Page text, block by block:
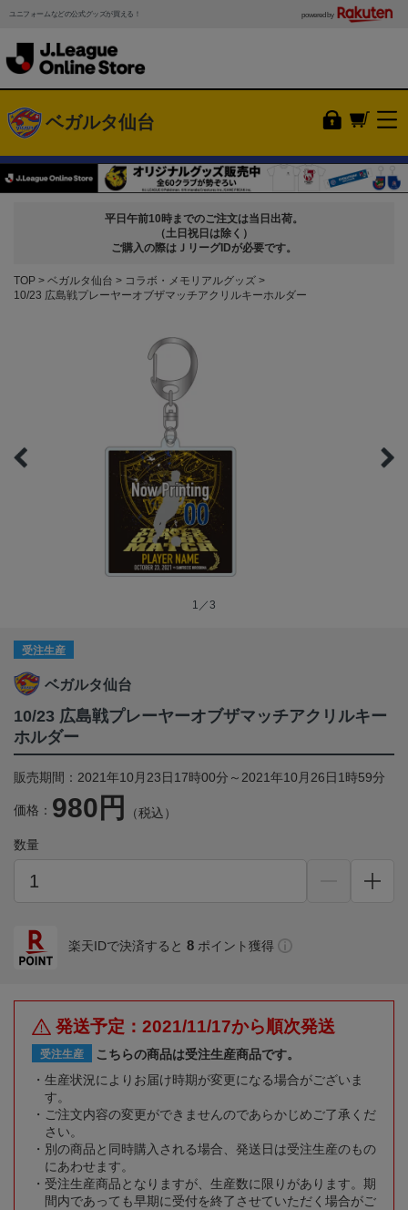
ユニフォームなどの公式グッズが買える！ powered by
ベガルタ仙台
平日午前10時までのご注文は当日出荷。
（土日祝日は除く）
ご購入の際はＪリーグIDが必要です。
TOP ベガルタ仙台
コラボ・メモリアルグッズ
10/23 広島戦プレーヤーオブザマッチアクリルキーホルダー
1／3
受注生産
ベガルタ仙台
10/23 広島戦プレーヤーオブザマッチアクリルキー
ホルダー
販売期間：2021年10月23日17時00分～2021年10月26日1時59分
価格： 980円 （税込）
数量
楽天IDで決済すると 8 ポイント獲得
発送予定：2021/11/17から順次発送
受注生産
こちらの商品は受注生産商品です。
生産状況によりお届け時期が変更になる場合がございま
す。
ご注文内容の変更ができませんのであらかじめご了承くだ
さい。
別の商品と同時購入される場合、発送日は受注生産のもの
にあわせます。
受注生産商品となりますが、生産数に限りがあります。期
間内であっても早期に受付を終了させていただく場合がご